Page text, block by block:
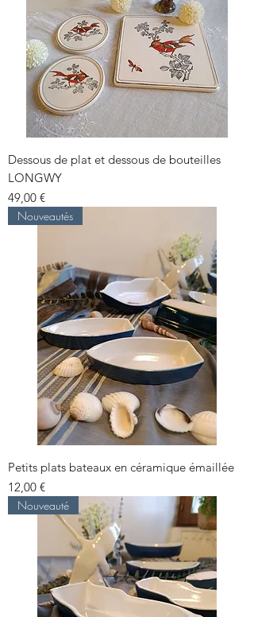
Dessous de plat et dessous de bouteilles
LONGWY
Prix
49,00 €
Nouveautés
Petits plats bateaux en céramique émaillée
Prix
12,00 €
Nouveauté